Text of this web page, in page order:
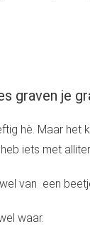
graven je
hè. Maar het
iets met
van een
waar.